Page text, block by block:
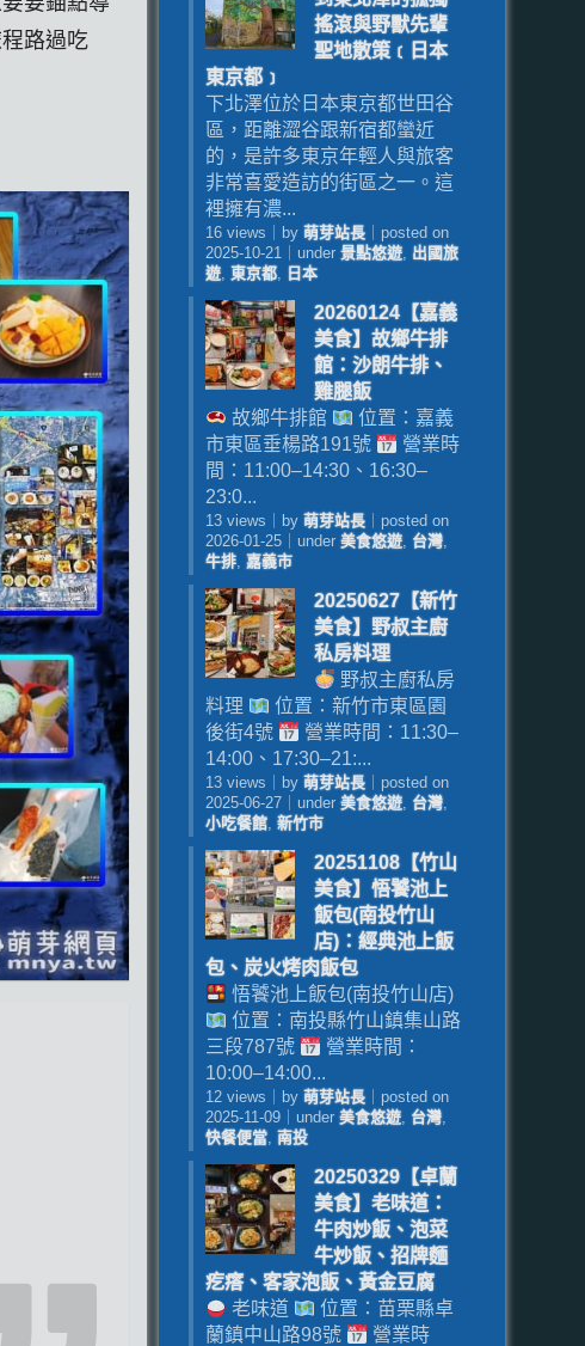
路過吃
搖滾與野獸先輩
聖地散策﹝日本
東京都﹞
下北澤位於日本東京都世田谷
區，距離澀谷跟新宿都蠻近
的，是許多東京年輕人與旅客
非常喜愛造訪的街區之一。這
裡擁有濃...
16 views by 萌芽站長｜ posted on
2025-10-21｜ under 景點悠遊, 出國旅
遊, 東京都, 日本
20260124【嘉義
美食】故鄉牛排
館：沙朗牛排、
雞腿飯
故鄉牛排館
位置：嘉義
市東區垂楊路191號
營業時
間：11:00–14:30、16:30–
23:0...
13 views by 萌芽站長｜ posted on
2026-01-25｜ under 美食悠遊, 台灣,
牛排, 嘉義市
20250627【新竹
美食】野叔主廚
私房料理
野叔主廚私房
料理
位置：新竹市東區園
後街4號
營業時間：11:30–
14:00、17:30–21:...
13 views by 萌芽站長｜ posted on
2025-06-27｜ under 美食悠遊, 台灣,
小吃餐館, 新竹市
20251108【竹山
美食】悟饕池上
飯包(南投竹山
店)：經典池上飯
包、炭火烤肉飯包
悟饕池上飯包(南投竹山店)
位置：南投縣竹山鎮集山路
三段787號
營業時間：
10:00–14:00...
12 views by 萌芽站長｜ posted on
2025-11-09｜ under 美食悠遊, 台灣,
快餐便當, 南投
20250329【卓蘭
美食】老味道：
牛肉炒飯、泡菜
牛炒飯、招牌麵
疙瘩、客家泡飯、黃金豆腐
老味道
位置：苗栗縣卓
蘭鎮中山路98號
營業時